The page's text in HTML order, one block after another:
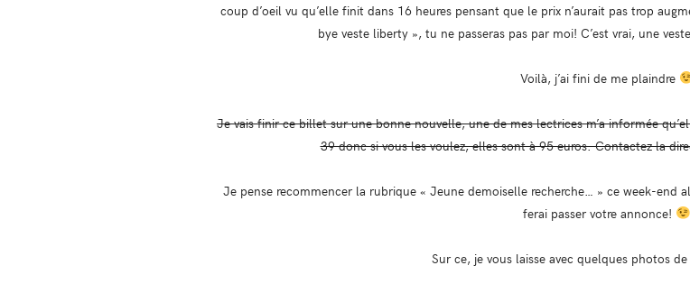
coup d’oeil vu qu’elle finit dans 16 heures pensant que le prix n’aurait pas trop
bye veste liberty », tu ne passeras pas par moi! C’est vrai, une
Voilà, j’ai fini de me plaindre
Je vais finir ce billet sur une bonne nouvelle, une de mes lectrices m’a informée
39 donc si vous les voulez, elles sont à 95 euros. Contactez la
Je pense recommencer la rubrique « Jeune demoiselle recherche… » ce week-end
ferai passer votre annonce!
Sur ce, je vous laisse avec quelques photos